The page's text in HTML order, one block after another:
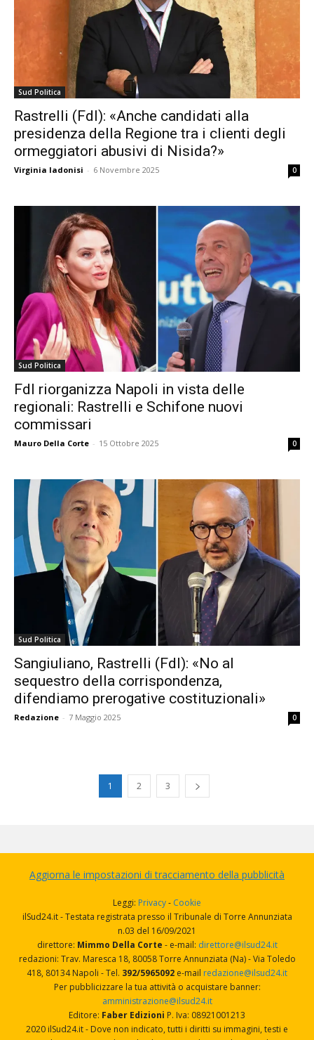
Sud Politica
Rastrelli (FdI): «Anche candidati alla
presidenza della Regione tra i clienti degli
ormeggiatori abusivi di Nisida?»
Virginia Iadonisi - 6 Novembre 2025 0
Sud Politica
FdI riorganizza Napoli in vista delle
regionali: Rastrelli e Schifone nuovi
commissari
Mauro Della Corte - 15 Ottobre 2025 0
Sud Politica
Sangiuliano, Rastrelli (FdI): «No al
sequestro della corrispondenza,
difendiamo prerogative costituzionali»
Redazione - 7 Maggio 2025 0
1 2 3
Aggiorna le impostazioni di tracciamento della pubblicità
Leggi: Privacy- Cookie
ilSud24.it - Testata registrata presso il Tribunale di Torre Annunziata
n.03 del 16/09/2021
direttore: Mimmo Della Corte - e-mail: direttore@ilsud24.it
redazioni: Trav. Maresca 18, 80058 Torre Annunziata (Na) - Via Toledo
418, 80134 Napoli - Tel. 392/5965092 e-mail redazione@ilsud24.it
Per pubblicizzare la tua attività o acquistare banner:
amministrazione@ilsud24.it
Editore: Faber Edizioni P. Iva: 08921001213
2020 ilSud24.it - Dove non indicato, tutti i diritti su immagini, testi e